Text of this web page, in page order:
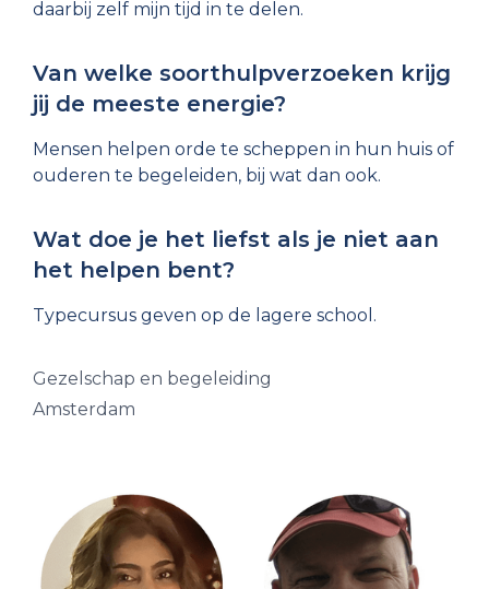
daarbij zelf mijn tijd in te delen.
Van welke soorthulpverzoeken krijg
jij de meeste energie?
Mensen helpen orde te scheppen in hun huis of
ouderen te begeleiden, bij wat dan ook.
Wat doe je het liefst als je niet aan
het helpen bent?
Typecursus geven op de lagere school.
Gezelschap en begeleiding
Amsterdam